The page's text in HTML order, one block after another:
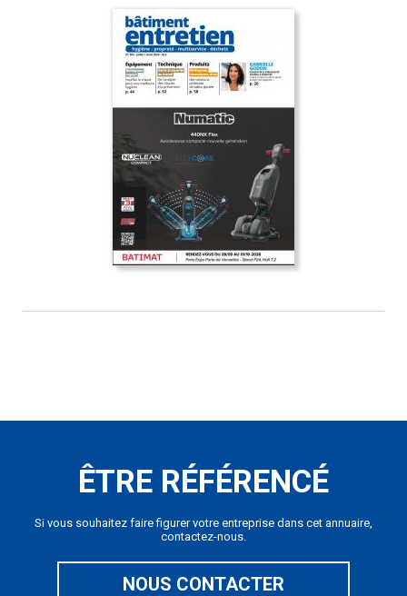
ÊTRE RÉFÉRENCÉ
Si vous souhaitez faire figurer votre entreprise dans cet annuaire,
contactez-nous.
NOUS CONTACTER